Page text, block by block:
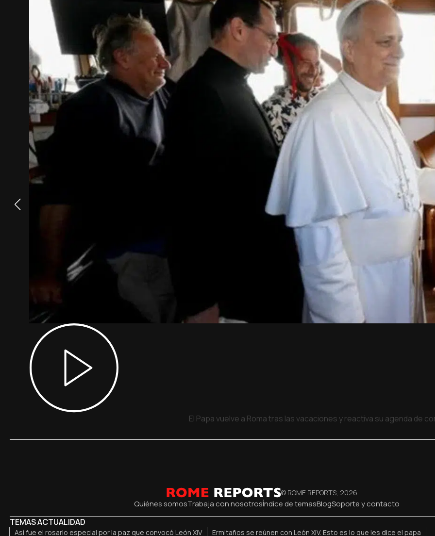
El Papa vuelve a Roma tras las vacaciones y reactiva su agenda de
© ROME REPORTS, 2026
Quiénes somosTrabaja con nosotrosÍndice de temasBlogSoporte y contacto
TEMAS ACTUALIDAD
Así fue el rosario especial por la paz que convocó León XIV Ermitaños se reúnen con León XIV. Esto es lo que les dice el papa